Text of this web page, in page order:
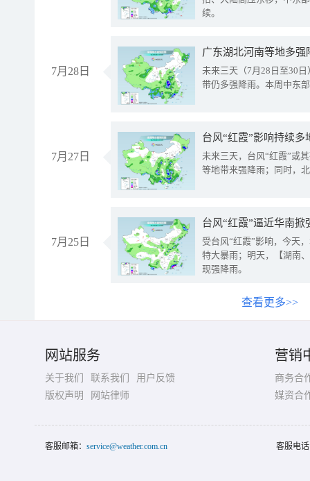
续。
7月28日
广东湖北河南等地多
未来三天（7月28日至30
带仍多强降雨。本周中东
7月27日
台风“红霞”影响持续
未来三天，台风“红霞”或
等地带来强降雨；同时，
7月25日
台风“红霞”逼近华南
受台风“红霞”影响，今天
特大暴雨；明天，【湖南
现强降雨。
查看更多>>
网站服务
关于我们 联系我们
用户反馈
版权声明
网站律师
营销
商务合
媒资合
客服邮箱： service@weather.com.cn 客服电